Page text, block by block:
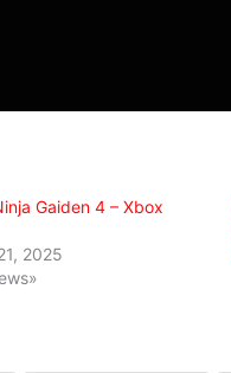
Gaiden 4 – Xbox
2025